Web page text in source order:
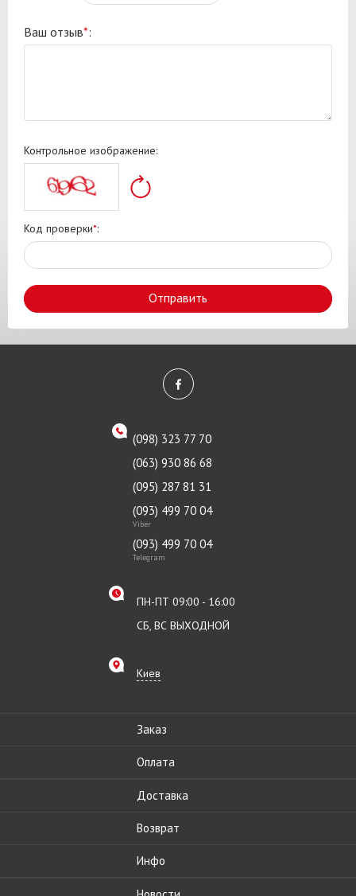
Ваш отзыв*:
Контрольное изображение:
Код проверки*:
Отправить
(098) 323 77 70
(063) 930 86 68
(095) 287 81 31
(093) 499 70 04
Viber
(093) 499 70 04
Telegram
ПН-ПТ 09:00 - 16:00
СБ, ВС ВЫХОДНОЙ
Киев
Заказ
Оплата
Доставка
Возврат
Инфо